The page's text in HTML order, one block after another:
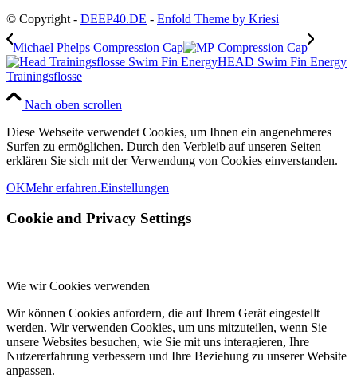
© Copyright - DEEP40.DE - Enfold Theme by Kriesi
Michael Phelps Compression Cap
HEAD Swim Fin Energy
Trainingsflosse
Nach oben scrollen
Diese Webseite verwendet Cookies, um Ihnen ein angenehmeres
Surfen zu ermöglichen. Durch den Verbleib auf unseren Seiten
erklären Sie sich mit der Verwendung von Cookies einverstanden.
OKMehr erfahren.Einstellungen
Cookie and Privacy Settings
Wie wir Cookies verwenden
Wir können Cookies anfordern, die auf Ihrem Gerät eingestellt
werden. Wir verwenden Cookies, um uns mitzuteilen, wenn Sie
unsere Websites besuchen, wie Sie mit uns interagieren, Ihre
Nutzererfahrung verbessern und Ihre Beziehung zu unserer Website
anpassen.